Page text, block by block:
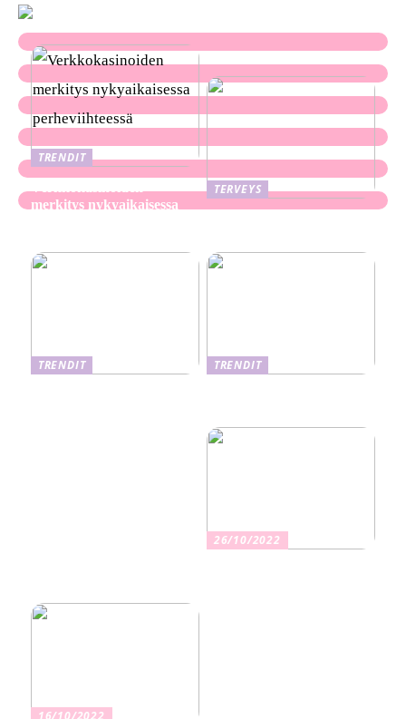
TRENDIT
merkitys nykyaikaisessa
TERVEYS
TRENDIT
TRENDIT
26/10/2022
16/10/2022